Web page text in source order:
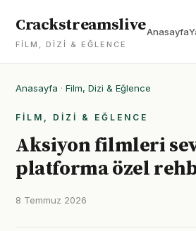
Crackstreamslive
FILM, DIZI & EĞLENCE
Anasayfa
Anasayfa · Film, Dizi & Eğlence
FILM, DIZI & EĞLENCE
Aksiyon filmleri
platforma özel
8 Temmuz 2026